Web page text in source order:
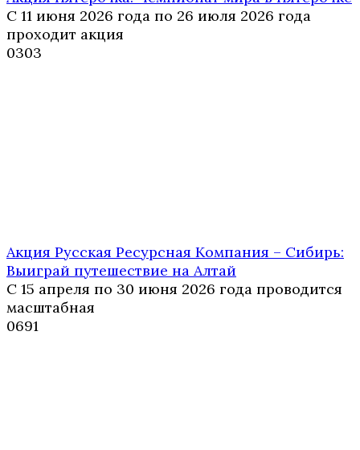
С 11 июня 2026 года по 26 июля 2026 года
проходит акция
0303
Акция Русская Ресурсная Компания – Сибирь:
Выиграй путешествие на Алтай
С 15 апреля по 30 июня 2026 года проводится
масштабная
0691